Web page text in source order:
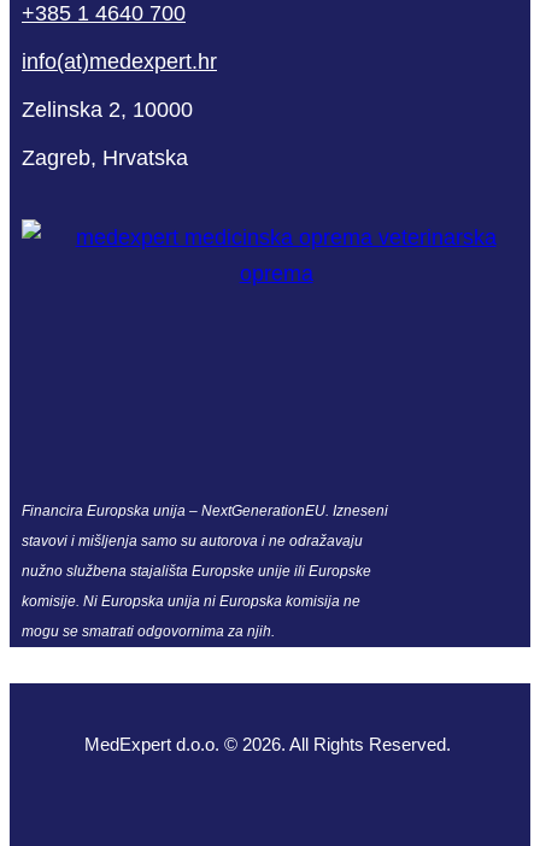
+385 1 4640 700
info(at)medexpert.hr
Zelinska 2, 10000
Zagreb, Hrvatska
Financira Europska unija – NextGenerationEU. Izneseni
stavovi i mišljenja samo su autorova i ne odražavaju
nužno službena stajališta Europske unije ili Europske
komisije. Ni Europska unija ni Europska komisija ne
mogu se smatrati odgovornima za njih.
MedExpert d.o.o. © 2026. All Rights Reserved.